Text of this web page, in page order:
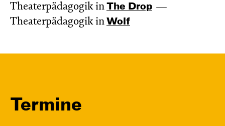
Theaterpädagogik in The Drop
Theaterpädagogik in Wolf
Termine